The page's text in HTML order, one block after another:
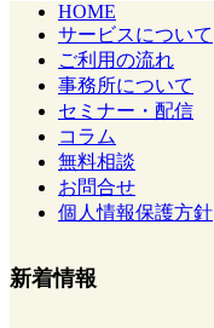
HOME
サービスについて
ご利用の流れ
事務所について
セミナー・配信
コラム
無料相談
お問合せ
個人情報保護方針
新着情報